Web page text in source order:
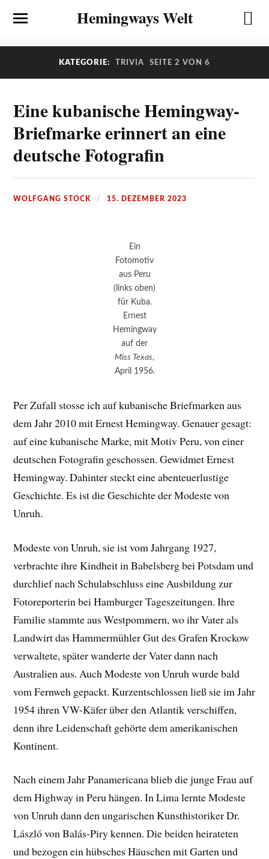
Hemingways Welt
KATEGORIE: TRIVIA SEITE 2 VON 6
Eine kubanische Hemingway-
Briefmarke erinnert an eine
deutsche Fotografin
WOLFGANG STOCK 15. DEZEMBER 2023
Ein
Fotomotiv
aus Peru
(links oben)
für Kuba.
Ernest
Hemingway
auf der
Miss Texas,
April 1956.
Per Zufall stosse ich auf kubanische Briefmarken aus
dem Jahr 2010 mit Ernest Hemingway. Genauer gesagt:
auf eine kubanische Marke, mit Motiv Peru, von einer
deutschen Fotografin geschossen. Gewidmet Ernest
Hemingway. Dahinter steckt eine abenteuerlustige
Geschichte. Es ist die Geschichte der Modeste von
Unruh.
Modeste von Unruh, sie ist vom Jahrgang 1927,
verbrachte ihre Kindheit in Babelsberg bei Potsdam und
durchlief nach Schulabschluss eine Ausbildung zur
Fotoreporterin bei Hamburger Tageszeitungen. Ihre
Familie stammte aus Westpommern, wo ihr Vater als
Landwirt das Hammermühler Gut des Grafen Krockow
verwaltete, später wanderte der Vater dann nach
Australien aus. Auch Modeste von Unruh wurde bald
vom Fernweh gepackt. Kurzentschlossen ließ sie im Jahr
1954 ihren VW-Käfer über den Atlantik verschiffen,
denn ihre Leidenschaft gehörte dem amerikanischen
Kontinent.
Nach einem Jahr Panamericana blieb die junge Frau auf
dem Highway in Peru hängen. In Lima lernte Modeste
von Unruh dann den ungarischen Kunsthistoriker Dr.
László von Balás-Piry kennen. Die beiden heirateten
und bezogen ein hübsches Häuschen mit Garten und